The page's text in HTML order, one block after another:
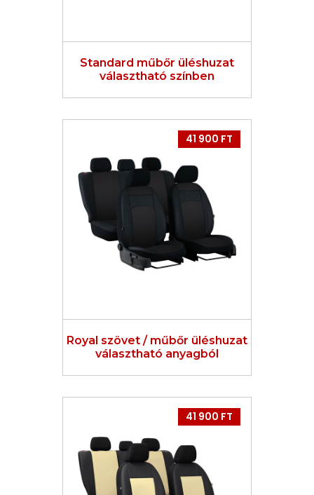
Standard műbőr üléshuzat
választható színben
41 900 FT
Royal szövet / műbőr üléshuzat
választható anyagból
41 900 FT